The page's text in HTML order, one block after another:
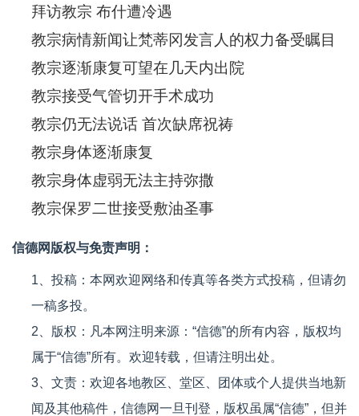
拜访教宗 布什遭冷遇
教宗病情新闻让梵蒂冈发言人的权力备受瞩目
教宗逐渐康复可望在几天内出院
教宗接受气管切开手术成功
教宗仍无法说话 首次缺席祝祷
教宗身体逐渐康复
教宗身体虚弱无法主持弥撒
教宗保罗二世接受敷油圣事
信德网版权与免责声明：
1、投稿：本网欢迎网络和传真等各类方式投稿，但请勿
一稿多投。
2、版权：凡本网注明来源：“信德”的所有内容，版权均
属于“信德”所有。欢迎转载，但请注明出处。
3、文责：欢迎各地教区、堂区、团体或个人提供当地新
闻及其他稿件，信德网一旦刊登，版权虽属“信德”，但并